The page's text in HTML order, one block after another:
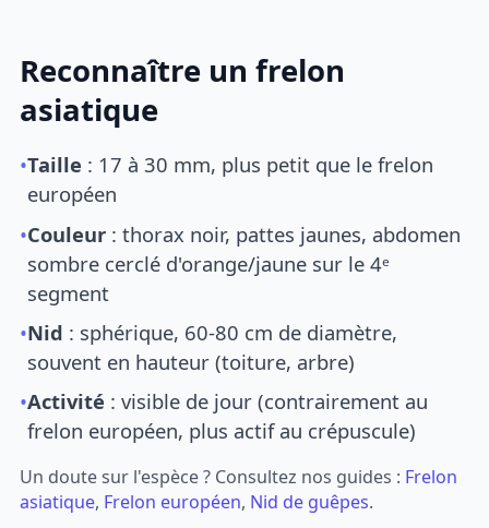
Reconnaître un frelon
asiatique
•Taille : 17 à 30 mm, plus petit que le frelon
européen
•Couleur : thorax noir, pattes jaunes, abdomen
sombre cerclé d'orange/jaune sur le 4ᵉ
segment
•Nid : sphérique, 60-80 cm de diamètre,
souvent en hauteur (toiture, arbre)
•Activité : visible de jour (contrairement au
frelon européen, plus actif au crépuscule)
Un doute sur l'espèce ? Consultez nos guides : Frelon
asiatique, Frelon européen, Nid de guêpes.